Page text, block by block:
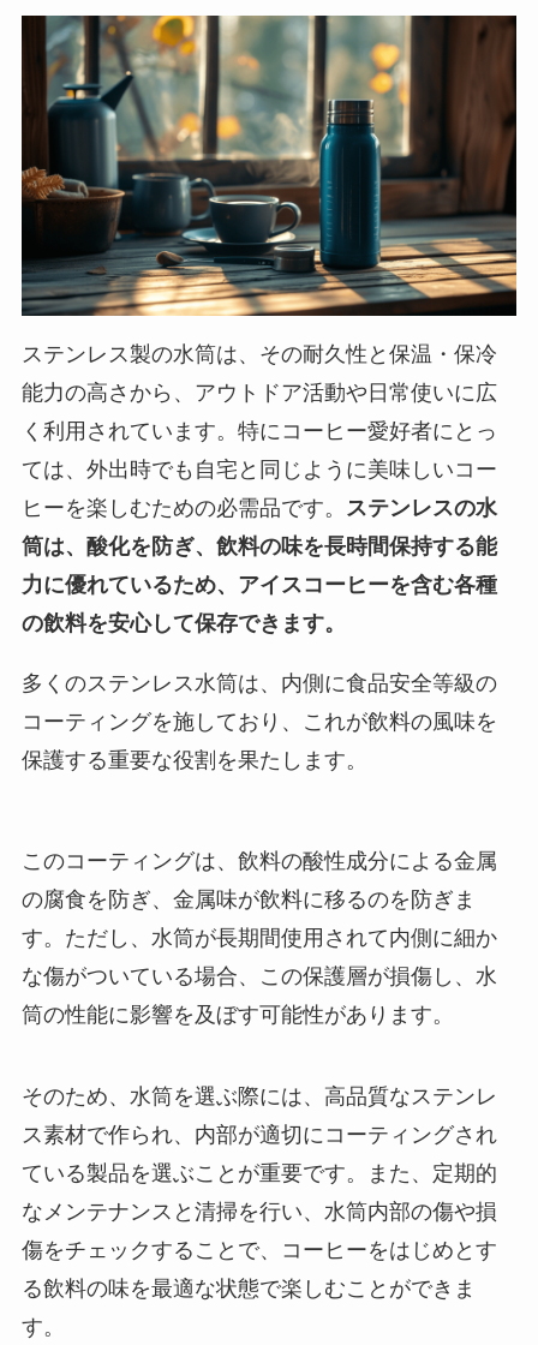
ステンレス製の水筒は、その耐久性と保温・保冷
能力の高さから、アウトドア活動や日常使いに広
く利用されています。特にコーヒー愛好者にとっ
ては、外出時でも自宅と同じように美味しいコー
ヒーを楽しむための必需品です。 ステンレスの水
筒は、酸化を防ぎ、飲料の味を長時間保持する能
力に優れているため、アイスコーヒーを含む各種
の飲料を安心して保存できます。
多くのステンレス水筒は、内側に食品安全等級の
コーティングを施しており、これが飲料の風味を
保護する重要な役割を果たします。
このコーティングは、飲料の酸性成分による金属
の腐食を防ぎ、金属味が飲料に移るのを防ぎま
す。ただし、水筒が長期間使用されて内側に細か
な傷がついている場合、この保護層が損傷し、水
筒の性能に影響を及ぼす可能性があります。
そのため、水筒を選ぶ際には、高品質なステンレ
ス素材で作られ、内部が適切にコーティングされ
ている製品を選ぶことが重要です。また、定期的
なメンテナンスと清掃を行い、水筒内部の傷や損
傷をチェックすることで、コーヒーをはじめとす
る飲料の味を最適な状態で楽しむことができま
す。